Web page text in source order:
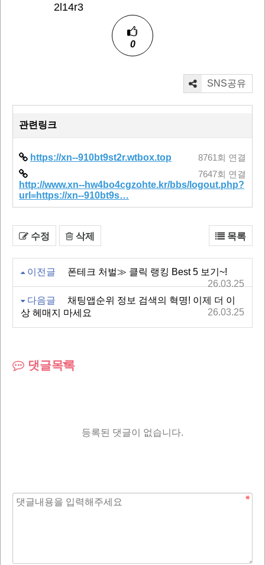
2l14r3
0
SNS공유
관련링크
https://xn--910bt9st2r.wtbox.top 8761회 연결
http://www.xn--hw4bo4cgzohte.kr/bbs/logout.php?
url=https://xn--910bt9s…
7647회 연결
수정 삭제 목록
이전글
폰테크 처벌≫ 클릭 랭킹 Best 5 보기~!
26.03.25
다음글
채팅앱순위 정보 검색의 혁명! 이제 더 이
상 헤매지 마세요
26.03.25
댓글목록
등록된 댓글이 없습니다.